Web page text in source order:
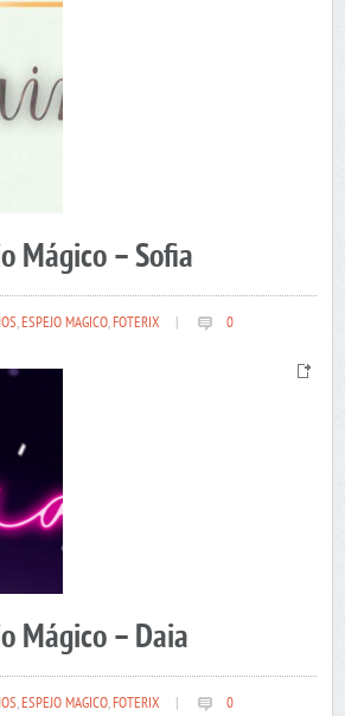
Mágico – Sofia
,ESPEJO MAGICO,FOTERIX 0
Mágico – Daia
,ESPEJO MAGICO,FOTERIX 0